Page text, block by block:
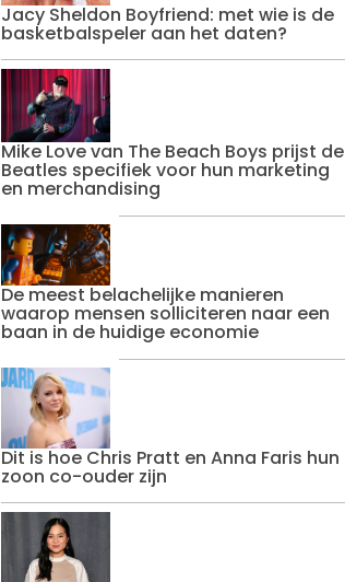
Jacy Sheldon Boyfriend: met wie is de
basketbalspeler aan het daten?
Mike Love van The Beach Boys prijst de
Beatles specifiek voor hun marketing
en merchandising
De meest belachelijke manieren
waarop mensen solliciteren naar een
baan in de huidige economie
Dit is hoe Chris Pratt en Anna Faris hun
zoon co-ouder zijn